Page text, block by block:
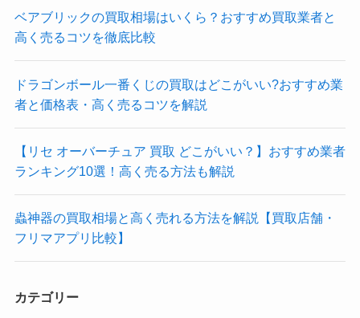
ベアブリックの買取相場はいくら？おすすめ買取業者と
高く売るコツを徹底比較
ドラゴンボール一番くじの買取はどこがいい?おすすめ業
者と価格表・高く売るコツを解説
【リセ オーバーチュア 買取 どこがいい？】おすすめ業者
ランキング10選！高く売る方法も解説
蟲神器の買取相場と高く売れる方法を解説【買取店舗・
フリマアプリ比較】
カテゴリー